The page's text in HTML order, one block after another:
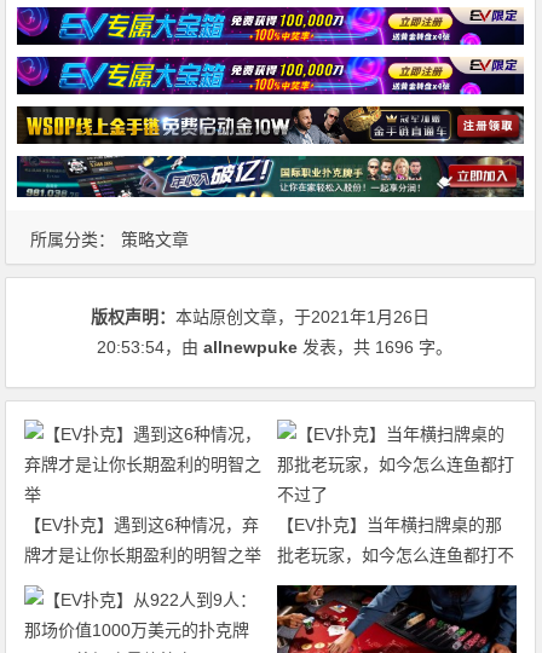
所属分类： 策略文章
版权声明：本站原创文章，于2021年1月26日
20:53:54，由allnewpuke 发表，共 1696 字。
【EV扑克】遇到这6种情况，弃
牌才是让你长期盈利的明智之举
【EV扑克】当年横扫牌桌的那
批老玩家，如今怎么连鱼都打不
过了